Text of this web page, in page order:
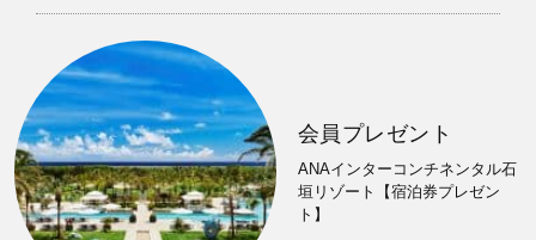
会員プレゼント
ANAインターコンチネンタル石
垣リゾート【宿泊券プレゼン
ト】